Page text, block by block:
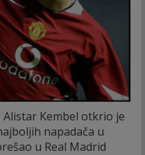
Alistar Kembel otkrio je
napadača u
u Real Madrid